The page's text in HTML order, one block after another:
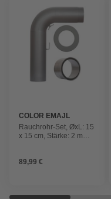
COLOR EMAJL
Rauchrohr-Set, ØxL: 15
x 15 cm, Stärke: 2 mm,
89,99 €